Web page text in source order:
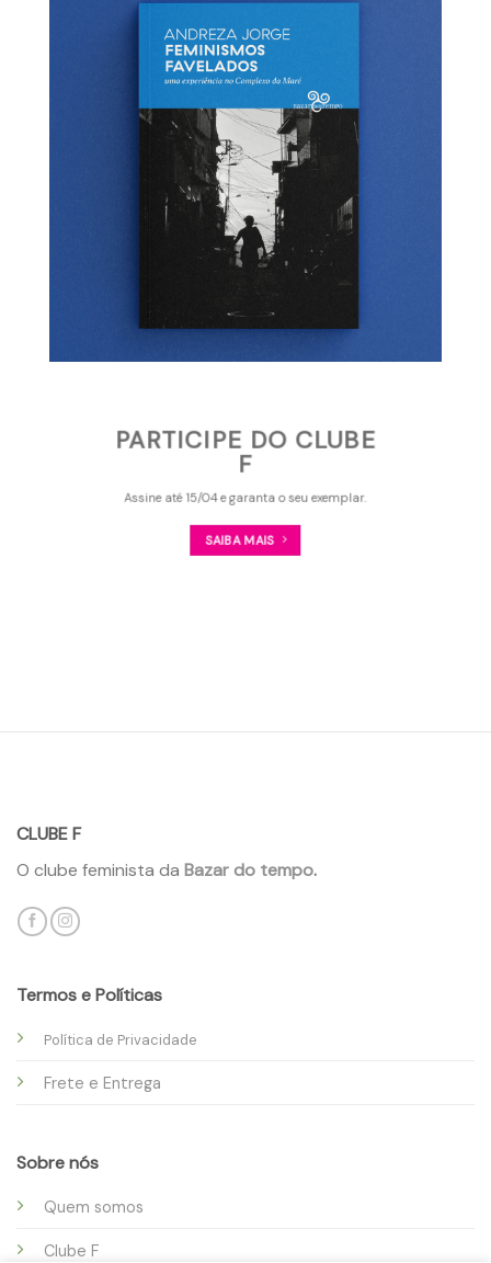
PARTICIPE DO CLUBE
F
Assine até 15/04 e garanta o seu exemplar.
SAIBA MAIS
CLUBE F
O clube feminista da Bazar do tempo.
Termos e Políticas
Política de Privacidade
Frete e Entrega
Sobre nós
Quem somos
Clube F